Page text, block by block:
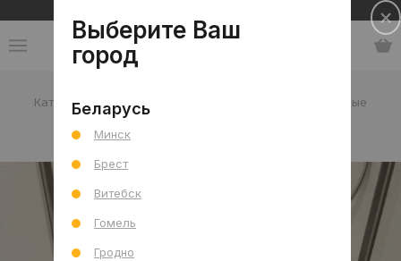
Каталог Поддоны пятиугольные
Поддоны пятиугольные
Выберите Ваш
город
Беларусь
Минск
Брест
Витебск
Гомель
Гродно